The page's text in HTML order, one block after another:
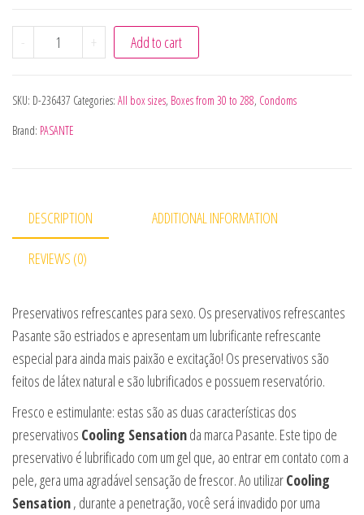
- PASANTE - SACO EFEITO REFRIGERANTE DE
+ Add to cart
SKU: D-236437 Categories: All box sizes, Boxes from 30 to 288, Condoms
Brand: PASANTE
DESCRIPTION ADDITIONAL INFORMATION
REVIEWS (0)
Preservativos refrescantes para sexo. Os preservativos refrescantes
Pasante são estriados e apresentam um lubrificante refrescante
especial para ainda mais paixão e excitação! Os preservativos são
feitos de látex natural e são lubrificados e possuem reservatório.
Fresco e estimulante: estas são as duas características dos
preservativos Cooling Sensationda marca Pasante. Este tipo de
preservativo é lubrificado com um gel que, ao entrar em contato com a
pele, gera uma agradável sensação de frescor. Ao utilizarCooling
Sensation, durante a penetração, você será invadido por uma